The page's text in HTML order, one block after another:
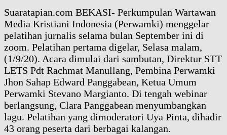
Suaratapian.com BEKASI- Perkumpulan Wartawan
Media Kristiani Indonesia (Perwamki) menggelar
pelatihan jurnalis selama bulan September ini di
zoom. Pelatihan pertama digelar, Selasa malam,
(1/9/20). Acara dimulai dari sambutan, Direktur STT
LETS Pdt Rachmat Manullang, Pembina Perwamki
Jhon Sahap Edward Panggabean, Ketua Umum
Perwamki Stevano Margianto. Di tengah webinar
berlangsung, Clara Panggabean menyumbangkan
lagu. Pelatihan yang dimoderatori Uya Pinta, dihadir
43 orang peserta dari berbagai kalangan.